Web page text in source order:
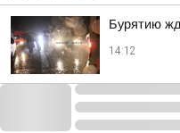
Бурятию
14:12